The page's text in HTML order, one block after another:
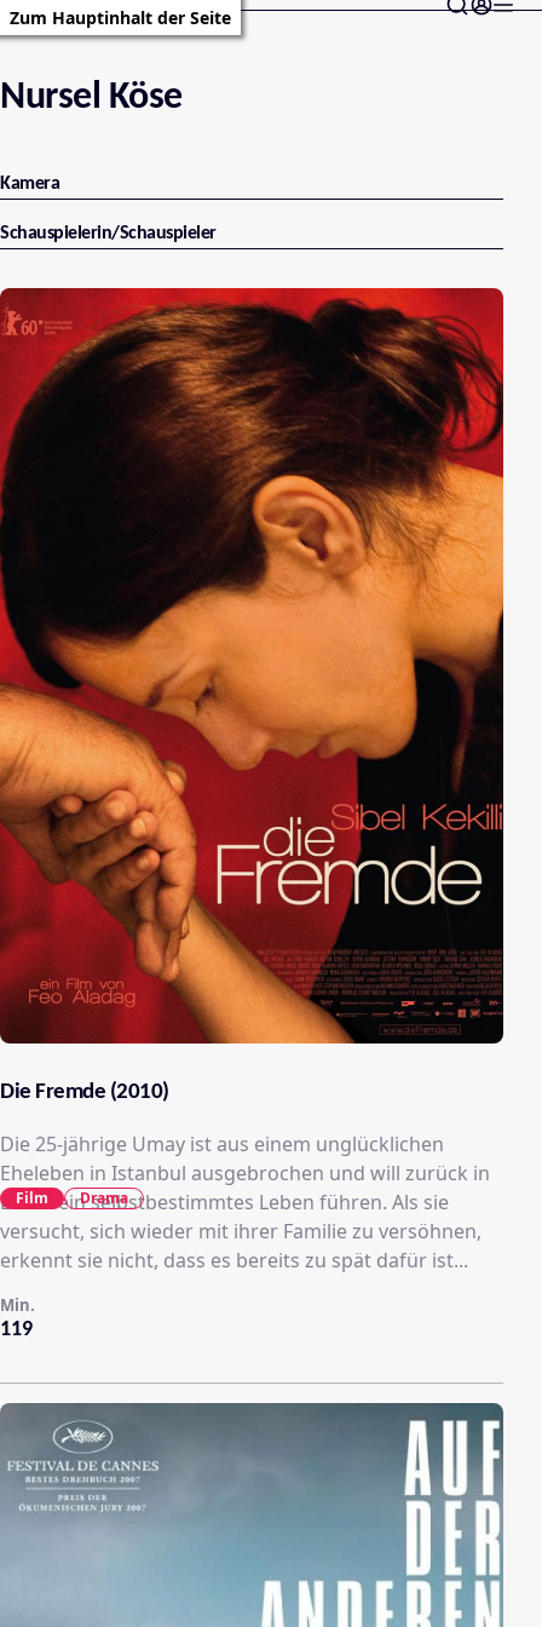
Zum Hauptinhalt der Seite
Nursel Köse
Kamera
Schauspielerin/Schauspieler
Die Fremde (2010)
Die 25-jährige Umay ist aus einem unglücklichen
Eheleben in Istanbul ausgebrochen und will zurück in
Berlin ein selbstbestimmtes Leben führen. Als sie
versucht, sich wieder mit ihrer Familie zu versöhnen,
erkennt sie nicht, dass es bereits zu spät dafür ist...
119
Min.
Film Drama